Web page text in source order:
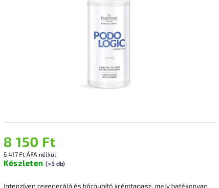
8 150 Ft
6 417 Ft ÁFA nélkül
Készleten (>5 db)
Intenzíven regeneráló és bőrpuhító krémtapasz, mely hatékonyan